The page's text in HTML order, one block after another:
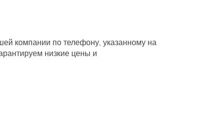
компании по телефону, указанному на
низкие цены и